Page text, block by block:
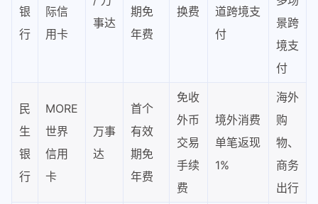
银
行
际信
用卡
事达
期免
年费
换费
道跨境支
付
景跨
境支
付
民
生
银
行
MORE
世界
信用
卡
万事
达
首个
有效
期免
年费
免收
外币
交易
手续
费
境外消费
单笔返现
1%
海外
购
物、
商务
出行